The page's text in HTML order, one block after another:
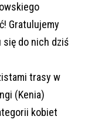
Gratulujemy
się do nich dziś
trasy w
(Kenia)
kobiet